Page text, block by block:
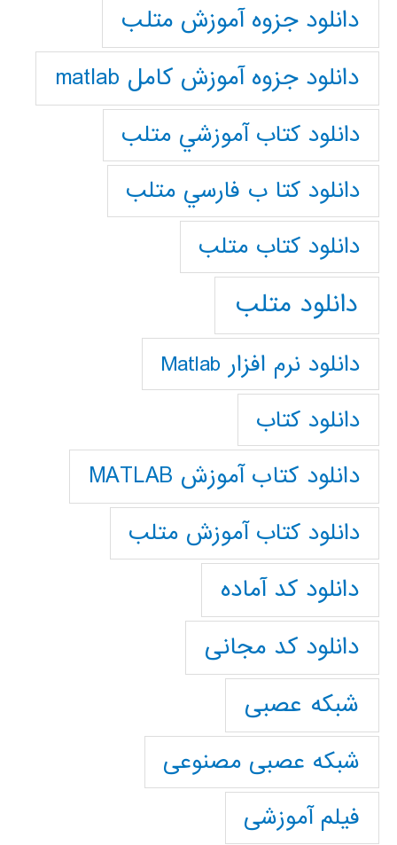
دانلود جزوه آموزش متلب
دانلود جزوه آموزش کامل matlab
دانلود كتاب آموزشي متلب
دانلود كتا ب فارسي متلب
دانلود كتاب متلب
دانلود متلب
دانلود نرم افزار Matlab
دانلود کتاب
دانلود کتاب آموزش MATLAB
دانلود کتاب آموزش متلب
دانلود کد آماده
دانلود کد مجانی
شبکه عصبی
شبکه عصبی مصنوعی
فیلم آموزشی